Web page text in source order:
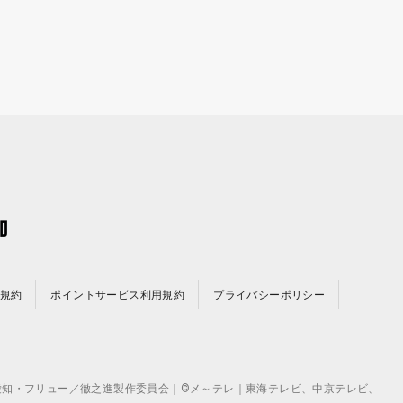
約 ポイントサービス利用規約 プライバシーポリシー
フリュー／徹之進製作委員会｜©メ～テレ｜東海テレビ、中京テレビ、